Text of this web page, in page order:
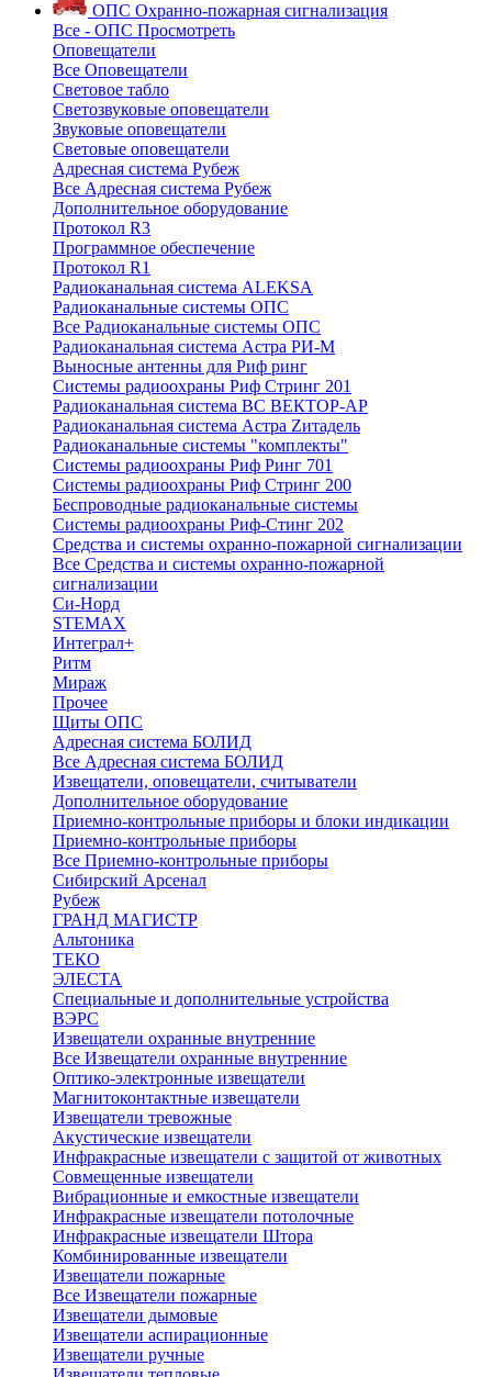
ОПС Охранно-пожарная сигнализация
Все - ОПС Просмотреть
Оповещатели
Все Оповещатели
Световое табло
Светозвуковые оповещатели
Звуковые оповещатели
Световые оповещатели
Адресная система Рубеж
Все Адресная система Рубеж
Дополнительное оборудование
Протокол R3
Программное обеспечение
Протокол R1
Радиоканальная система ALEKSA
Радиоканальные системы ОПС
Все Радиоканальные системы ОПС
Радиоканальная система Астра РИ-М
Выносные антенны для Риф ринг
Системы радиоохраны Риф Стринг 201
Радиоканальная система ВС ВЕКТОР-АР
Радиоканальная система Астра Zитадель
Радиоканальные системы "комплекты"
Системы радиоохраны Риф Ринг 701
Системы радиоохраны Риф Стринг 200
Беспроводные радиоканальные системы
Системы радиоохраны Риф-Стинг 202
Средства и системы охранно-пожарной сигнализации
Все Средства и системы охранно-пожарной
сигнализации
Си-Норд
STEMAX
Интеграл+
Ритм
Мираж
Прочее
Щиты ОПС
Адресная система БОЛИД
Все Адресная система БОЛИД
Извещатели, оповещатели, считыватели
Дополнительное оборудование
Приемно-контрольные приборы и блоки индикации
Приемно-контрольные приборы
Все Приемно-контрольные приборы
Сибирский Арсенал
Рубеж
ГРАНД МАГИСТР
Альтоника
ТЕКО
ЭЛЕСТА
Специальные и дополнительные устройства
ВЭРС
Извещатели охранные внутренние
Все Извещатели охранные внутренние
Оптико-электронные извещатели
Магнитоконтактные извещатели
Извещатели тревожные
Акустические извещатели
Инфракрасные извещатели с защитой от животных
Совмещенные извещатели
Вибрационные и емкостные извещатели
Инфракрасные извещатели потолочные
Инфракрасные извещатели Штора
Комбинированные извещатели
Извещатели пожарные
Все Извещатели пожарные
Извещатели дымовые
Извещатели аспирационные
Извещатели ручные